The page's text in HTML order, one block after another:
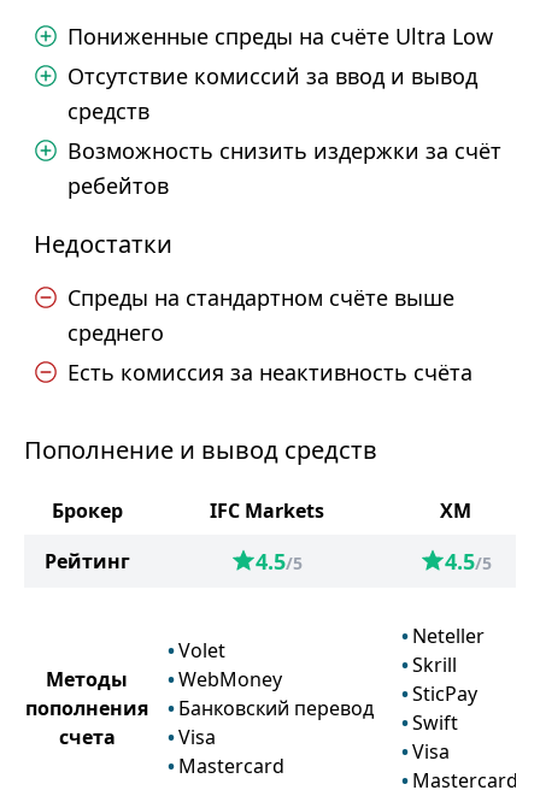
Пониженные спреды на счёте Ultra Low
Отсутствие комиссий за ввод и вывод
средств
Возможность снизить издержки за счёт
ребейтов
Недостатки
Спреды на стандартном счёте выше
среднего
Есть комиссия за неактивность счёта
Пополнение и вывод средств
Брокер IFC Markets
XM
Рейтинг
4.5/5 4.5/5
Методы
пополнения
счета
Volet
WebMoney
Банковский перевод
Visa
Mastercard
Neteller
Skrill
SticPay
Swift
Visa
Mastercard